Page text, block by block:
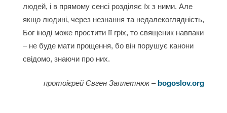
людей, і в прямому сенсі розділяє їх з ними. Але
якщо людині, через незнання та недалекоглядність,
Бог іноді може простити її гріх, то священик навпаки
– не буде мати прощення, бо він порушує канони
свідомо, знаючи про них.
протоієрей Євген Заплетнюк– bogoslov.org